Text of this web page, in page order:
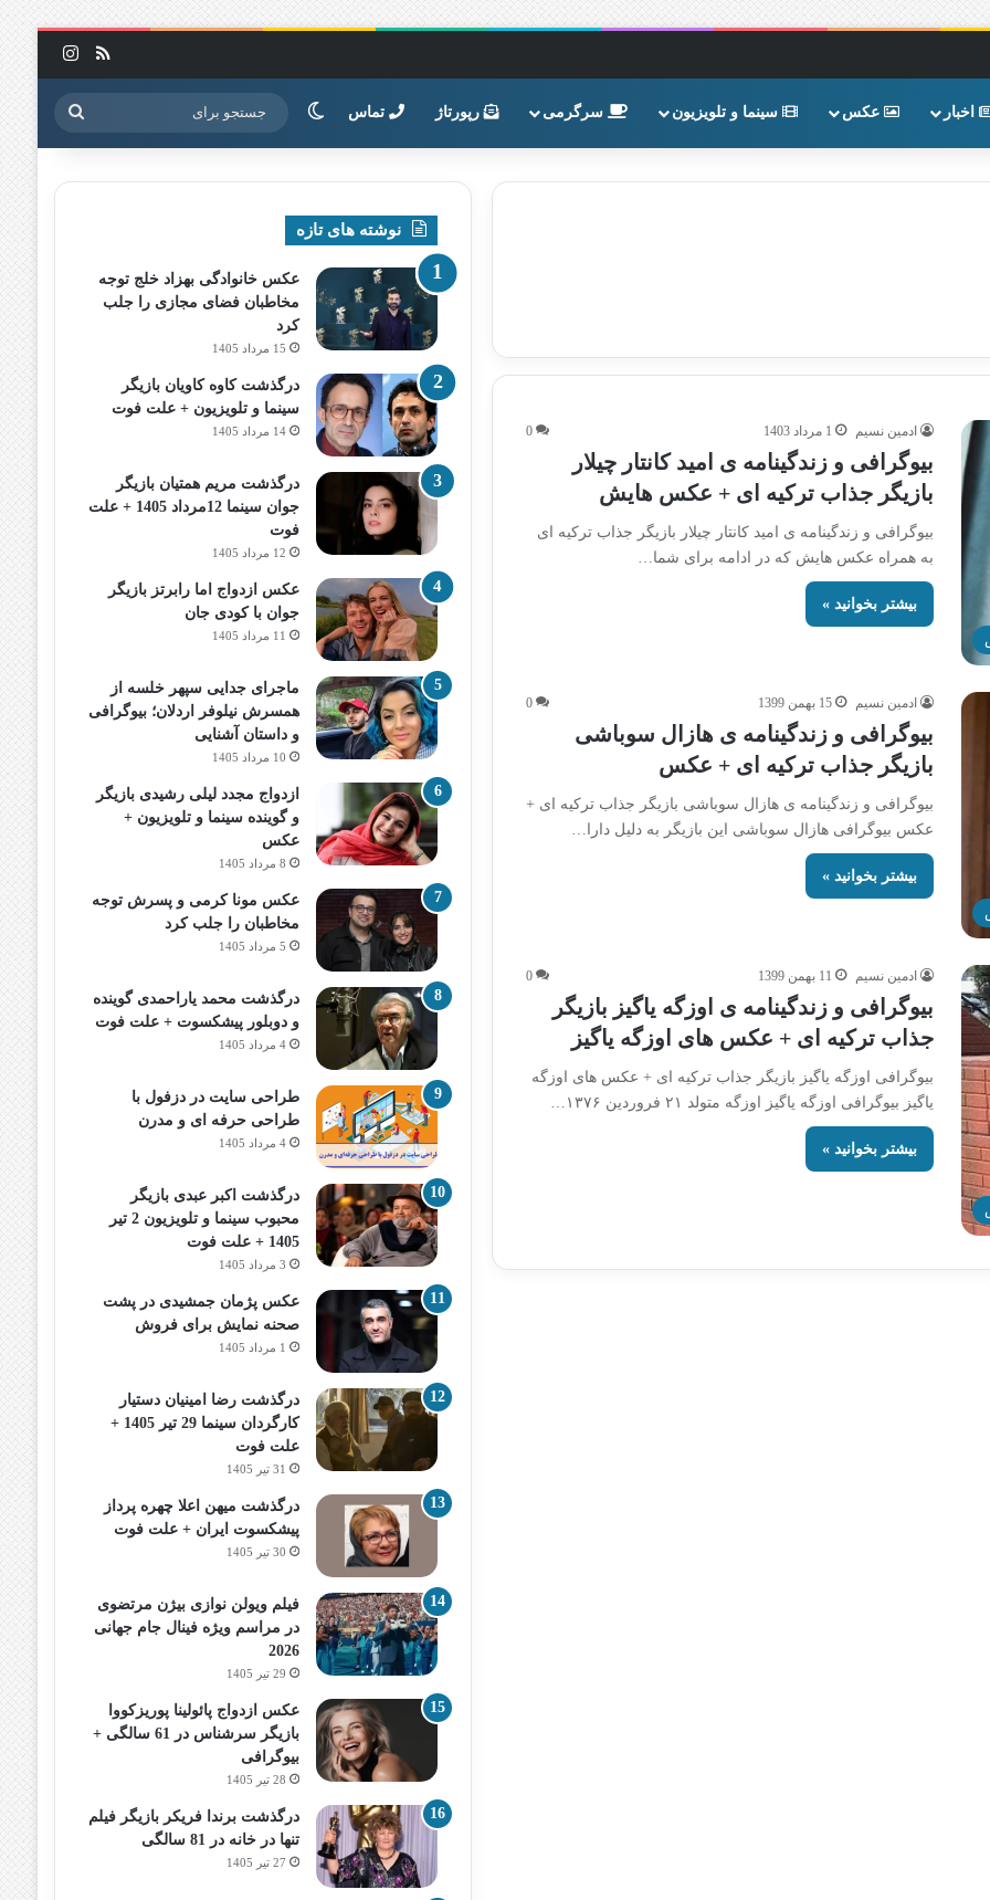
خوراک
اخبار عکس سینما و تلویزیون سرگرمی رپورتاژ تماس تغییر پوسته جستجو
برای
ادمین نسیم 1 مرداد 1403 0
بیوگرافی و زندگینامه ی امید کانتار چیلار
بازیگر جذاب ترکیه ای + عکس هایش
بیوگرافی و زندگینامه ی امید کانتار چیلار بازیگر جذاب ترکیه ای
به همراه عکس هایش که در ادامه برای شما…
بیشتر بخوانید »
ادمین نسیم 15 بهمن 1399 0
بیوگرافی و زندگینامه ی هازال سوباشی
بازیگر جذاب ترکیه ای + عکس
بیوگرافی و زندگینامه ی هازال سوباشی بازیگر جذاب ترکیه ای +
عکس بیوگرافی هازال سوباشی این بازیگر به دلیل دارا…
بیشتر بخوانید »
ادمین نسیم 11 بهمن 1399 0
بیوگرافی و زندگینامه ی اوزگه یاگیز بازیگر
جذاب ترکیه ای + عکس های اوزگه یاگیز
بیوگرافی اوزگه یاگیز بازیگر جذاب ترکیه ای + عکس های اوزگه
یاگیز بیوگرافی اوزگه یاگیز اوزگه متولد ۲۱ فروردین ۱۳۷۶…
بیشتر بخوانید »
نوشته های تازه
عکس خانوادگی بهزاد خلج توجه
مخاطبان فضای مجازی را جلب
کرد
15 مرداد 1405
درگذشت کاوه کاویان بازیگر
سینما و تلویزیون + علت فوت
14 مرداد 1405
درگذشت مریم همتیان بازیگر
جوان سینما 12مرداد 1405 + علت
فوت
12 مرداد 1405
عکس ازدواج اما رابرتز بازیگر
جوان با کودی جان
11 مرداد 1405
ماجرای جدایی سپهر خلسه از
همسرش نیلوفر اردلان؛ بیوگرافی
و داستان آشنایی
10 مرداد 1405
ازدواج مجدد لیلی رشیدی بازیگر
و گوینده سینما و تلویزیون +
عکس
8 مرداد 1405
عکس مونا کرمی و پسرش توجه
مخاطبان را جلب کرد
5 مرداد 1405
درگذشت محمد یاراحمدی گوینده
و دوبلور پیشکسوت + علت فوت
4 مرداد 1405
طراحی سایت در دزفول با
طراحی حرفه‌ ای و مدرن
4 مرداد 1405
درگذشت اکبر عبدی بازیگر
محبوب سینما و تلویزیون 2 تیر
1405 + علت فوت
3 مرداد 1405
عکس پژمان جمشیدی در پشت
صحنه نمایش برای فروش
1 مرداد 1405
درگذشت رضا امینیان دستیار
کارگردان سینما 29 تیر 1405 +
علت فوت
31 تیر 1405
درگذشت میهن اعلا چهره پرداز
پیشکسوت ایران + علت فوت
30 تیر 1405
فیلم ویولن نوازی بیژن مرتضوی
در مراسم ویژه فینال جام جهانی
2026
29 تیر 1405
عکس ازدواج پائولینا پوریزکووا
بازیگر سرشناس در 61 سالگی +
بیوگرافی
28 تیر 1405
درگذشت برندا فریکر بازیگر فیلم
تنها در خانه در 81 سالگی
27 تیر 1405